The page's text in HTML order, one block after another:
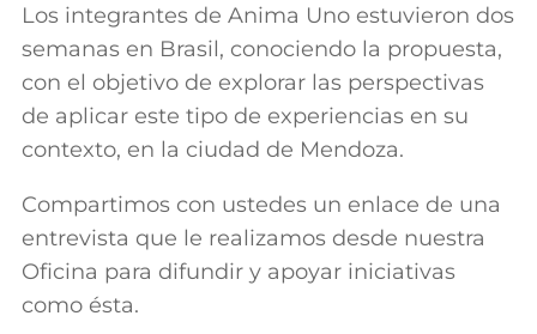
Los integrantes de Anima Uno estuvieron dos
semanas en Brasil, conociendo la propuesta,
con el objetivo de explorar las perspectivas
de aplicar este tipo de experiencias en su
contexto, en la ciudad de Mendoza.
Compartimos con ustedes un enlace de una
entrevista que le realizamos desde nuestra
Oficina para difundir y apoyar iniciativas
como ésta.